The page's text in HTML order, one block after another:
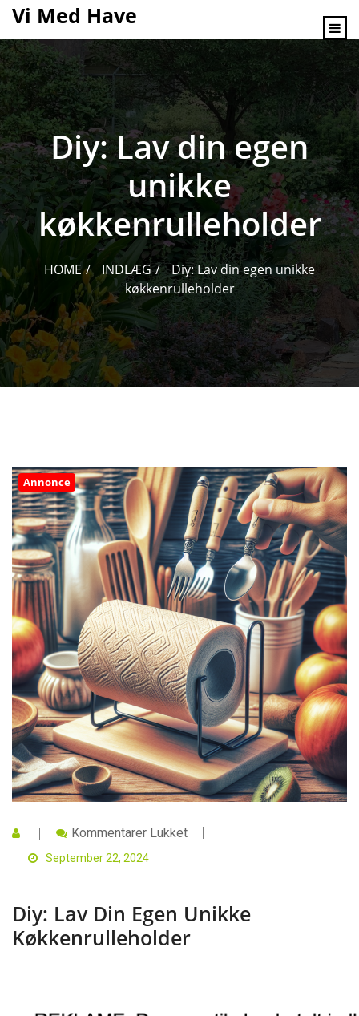
content
Vi Med Have
Diy: Lav din egen
unikke
køkkenrulleholder
HOME INDLÆG
Diy: Lav din egen unikke
køkkenrulleholder
Annonce
Kommentarer LukketTil
Køkkenrulleholder
September 22, 2024
Diy: Lav Din Egen Unikke
Køkkenrulleholder